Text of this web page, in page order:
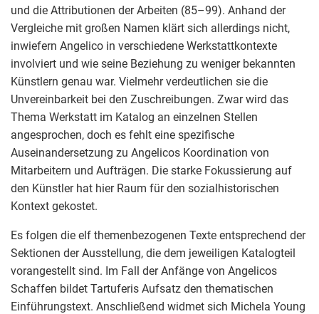
und die Attributionen der Arbeiten (85–99). Anhand der
Vergleiche mit großen Namen klärt sich allerdings nicht,
inwiefern Angelico in verschiedene Werkstattkontexte
involviert und wie seine Beziehung zu weniger bekannten
Künstlern genau war. Vielmehr verdeutlichen sie die
Unvereinbarkeit bei den Zuschreibungen. Zwar wird das
Thema Werkstatt im Katalog an einzelnen Stellen
angesprochen, doch es fehlt eine spezifische
Auseinandersetzung zu Angelicos Koordination von
Mitarbeitern und Aufträgen. Die starke Fokussierung auf
den Künstler hat hier Raum für den sozialhistorischen
Kontext gekostet.
Es folgen die elf themenbezogenen Texte entsprechend der
Sektionen der Ausstellung, die dem jeweiligen Katalogteil
vorangestellt sind. Im Fall der Anfänge von Angelicos
Schaffen bildet Tartuferis Aufsatz den thematischen
Einführungstext. Anschließend widmet sich Michela Young